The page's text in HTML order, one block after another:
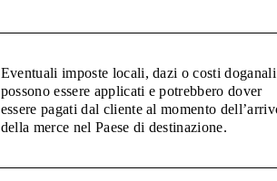
Eventuali imposte locali, dazi o costi doganali
possono essere applicati e potrebbero dover
essere pagati dal cliente al momento
della merce nel Paese di destinazione.